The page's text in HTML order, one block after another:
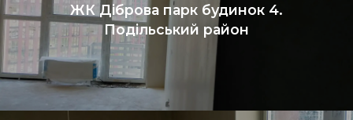
ЖК Діброва парк будинок 4.
Подільський район